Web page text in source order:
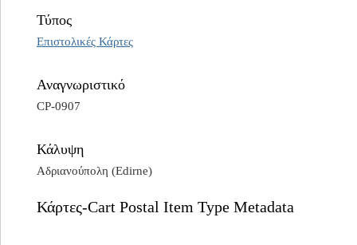
Τύπος
Επιστολικές Κάρτες
Αναγνωριστικό
CP-0907
Κάλυψη
Αδριανούπολη (Edirne)
Κάρτες-Cart Postal Item Type Metadata